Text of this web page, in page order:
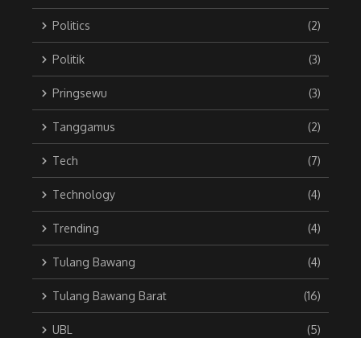
Politics (2)
Politik (3)
Pringsewu (3)
Tanggamus (2)
Tech (7)
Technology (4)
Trending (4)
Tulang Bawang (4)
Tulang Bawang Barat (16)
UBL (5)